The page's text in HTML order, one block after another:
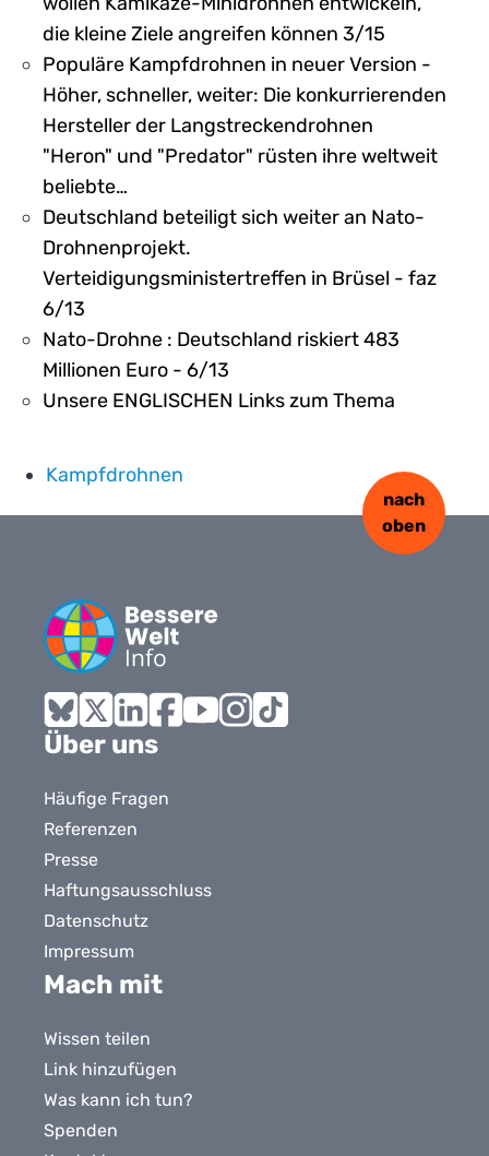
die kleine Ziele angreifen können 3/15
Populäre Kampfdrohnen in neuer Version -
Höher, schneller, weiter: Die konkurrierenden
Hersteller der Langstreckendrohnen
"Heron" und "Predator" rüsten ihre weltweit
beliebte…
Deutschland beteiligt sich weiter an Nato-
Drohnenprojekt.
Verteidigungsministertreffen in Brüsel - faz
6/13
Nato-Drohne : Deutschland riskiert 483
Millionen Euro - 6/13
Unsere ENGLISCHEN Links zum Thema
Kampfdrohnen
Bluesky
X LinkedInFacebook
nach
oben
Über uns
Häufige Fragen
Referenzen
Presse
Haftungsausschluss
Datenschutz
Impressum
Mach mit
Wissen teilen
Link hinzufügen
Was kann ich tun?
Spenden